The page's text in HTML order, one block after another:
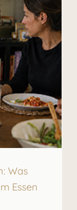
Was
Essen